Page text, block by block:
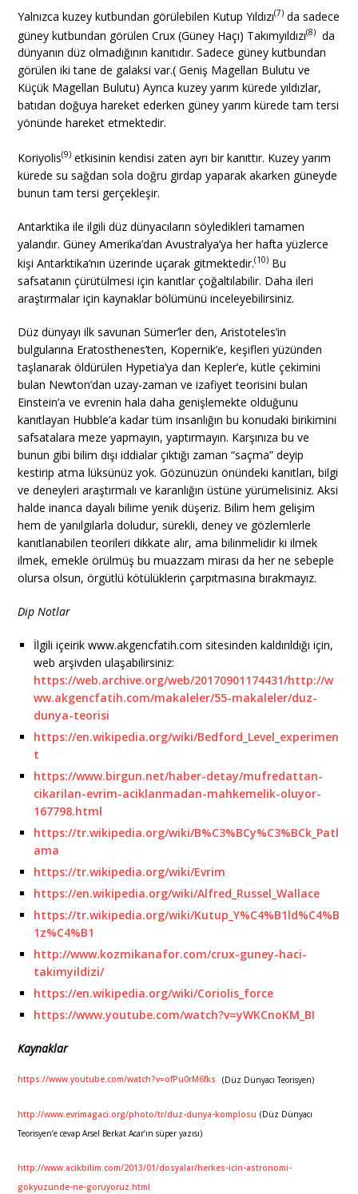
Yalnızca kuzey kutbundan görülebilen Kutup Yıldızı(7) da sadece
güney kutbundan görülen Crux (Güney Haçı) Takımyıldızı(8) da
dünyanın düz olmadığının kanıtıdır. Sadece güney kutbundan
görülen iki tane de galaksi var.( Geniş Magellan Bulutu ve
Küçük Magellan Bulutu) Ayrıca kuzey yarım kürede yıldızlar,
batıdan doğuya hareket ederken güney yarım kürede tam tersi
yönünde hareket etmektedir.
Koriyolis(9) etkisinin kendisi zaten ayrı bir kanıttır. Kuzey yarım
kürede su sağdan sola doğru girdap yaparak akarken güneyde
bunun tam tersi gerçekleşir.
Antarktika ile ilgili düz dünyacıların söyledikleri tamamen
yalandır. Güney Amerika’dan Avustralya’ya her hafta yüzlerce
kişi Antarktika’nın üzerinde uçarak gitmektedir.(10) Bu
safsatanın çürütülmesi için kanıtlar çoğaltılabilir. Daha ileri
araştırmalar için kaynaklar bölümünü inceleyebilirsiniz.
Düz dünyayı ilk savunan Sümer’ler den, Aristoteles’in
bulgularına Eratosthenes’ten, Kopernik’e, keşifleri yüzünden
taşlanarak öldürülen Hypetia’ya dan Kepler’e, kütle çekimini
bulan Newton’dan uzay-zaman ve izafiyet teorisini bulan
Einstein’a ve evrenin hala daha genişlemekte olduğunu
kanıtlayan Hubble’a kadar tüm insanlığın bu konudaki birikimini
safsatalara meze yapmayın, yaptırmayın. Karşınıza bu ve
bunun gibi bilim dışı iddialar çıktığı zaman “saçma” deyip
kestirip atma lüksünüz yok. Gözünüzün önündeki kanıtları, bilgi
ve deneyleri araştırmalı ve karanlığın üstüne yürümelisiniz. Aksi
halde inanca dayalı bilime yenik düşeriz. Bilim hem gelişim
hem de yanılgılarla doludur, sürekli, deney ve gözlemlerle
kanıtlanabilen teorileri dikkate alır, ama bilinmelidir ki ilmek
ilmek, emekle örülmüş bu muazzam mirası da her ne sebeple
olursa olsun, örgütlü kötülüklerin çarpıtmasına bırakmayız.
Dip Notlar
İlgili içeirik www.akgencfatih.com sitesinden kaldırıldığı için,
web arşivden ulaşabilirsiniz:
https://web.archive.org/web/20170901174431/http://w
ww.akgencfatih.com/makaleler/55-makaleler/duz-
dunya-teorisi
https://en.wikipedia.org/wiki/Bedford_Level_experimen
t
https://www.birgun.net/haber-detay/mufredattan-
cikarilan-evrim-aciklanmadan-mahkemelik-oluyor-
167798.html
https://tr.wikipedia.org/wiki/B%C3%BCy%C3%BCk_Patl
ama
https://tr.wikipedia.org/wiki/Evrim
https://en.wikipedia.org/wiki/Alfred_Russel_Wallace
https://tr.wikipedia.org/wiki/Kutup_Y%C4%B1ld%C4%B
1z%C4%B1
http://www.kozmikanafor.com/crux-guney-haci-
takimyildizi/
https://en.wikipedia.org/wiki/Coriolis_force
https://www.youtube.com/watch?v=yWKCnoKM_BI
Kaynaklar
https://www.youtube.com/watch?v=ofPu0rM6fks (Düz Dünyacı Teorisyen)
http://www.evrimagaci.org/photo/tr/duz-dunya-komplosu (Düz Dünyacı
Teorisyen’e cevap Arsel Berkat Acar’ın süper yazısı)
http://www.acikbilim.com/2013/01/dosyalar/herkes-icin-astronomi-
gokyuzunde-ne-goruyoruz.html